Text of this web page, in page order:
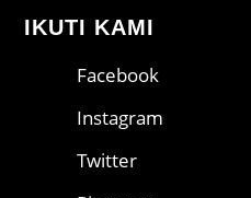
IKUTI KAMI
Facebook
Instagram
Twitter